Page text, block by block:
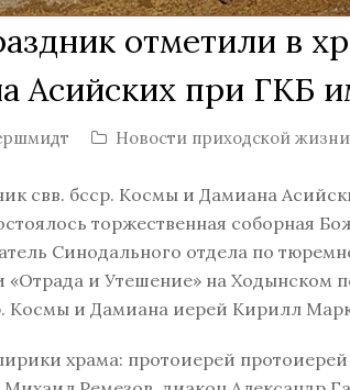
отметили в
Асийских при ГКБ
Новости приходской жизни
свв. бсср. Космы и Дамиана
торжественная соборная
Синодального отдела по
и Утешение» на Ходынском
Космы и Дамиана иерей Кирилл
храма: протоиерей